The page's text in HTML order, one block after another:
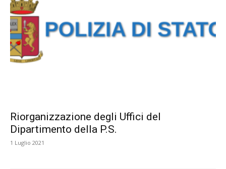
Riorganizzazione degli Uffici del
Dipartimento della P.S.
1 Luglio 2021